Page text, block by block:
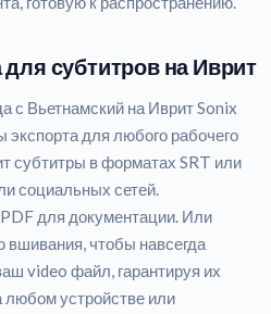
субтитров на Иврит
с Вьетнамский на Иврит Sonix
экспорта для любого рабочего
субтитры в форматах SRT или
социальных сетей.
для документации. Или
чтобы навсегда
video файл, гарантируя их
любом устройстве или